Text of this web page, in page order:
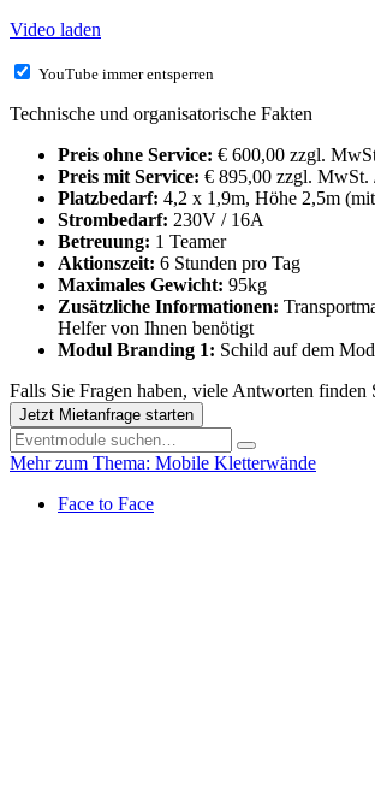
Video laden
YouTube immer entsperren
Technische und organisatorische Fakten
Preis ohne Service: € 600,00 zzgl.
Preis mit Service: € 895,00 zzgl.
Platzbedarf: 4,2 x 1,9m, Höhe 2,5m
Strombedarf: 230V / 16A
Betreuung: 1 Teamer
Aktionszeit: 6 Stunden pro Tag
Maximales Gewicht: 95kg
Zusätzliche Informationen:
Helfer von Ihnen benötigt
Modul Branding 1: Schild auf dem
Falls Sie Fragen haben, viele Antworten finden
Jetzt Mietanfrage starten
Mehr zum Thema: Mobile Kletterwände
Face to Face